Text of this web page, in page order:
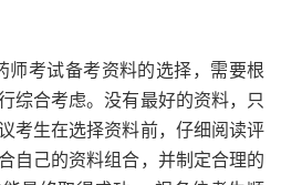
考试备考资料的选择，需要根
综合考虑。没有最好的资料，只
考生在选择资料前，仔细阅读评
自己的资料组合，并制定合理的